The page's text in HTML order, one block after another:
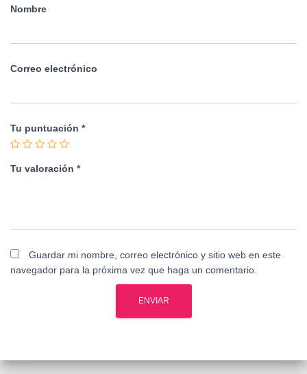
Nombre
Correo electrónico
Tu puntuación *
Tu valoración *
Guardar mi nombre, correo electrónico y sitio web en este
navegador para la próxima vez que haga un comentario.